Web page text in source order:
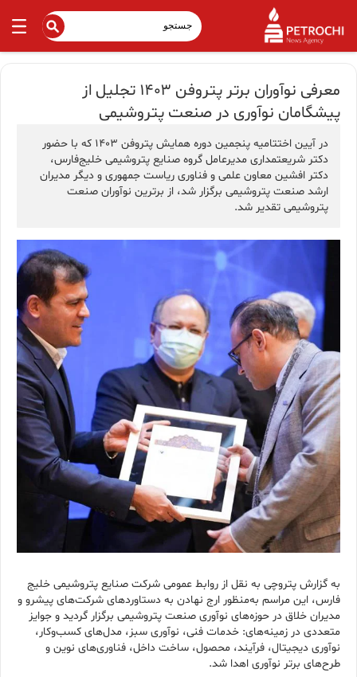
معرفی نوآوران برتر پتروفن ۱۴۰۳ تجلیل از
پیشگامان نوآوری در صنعت پتروشیمی
در آیین اختتامیه پنجمین دوره همایش پتروفن ۱۴۰۳ که با حضور
دکتر شریعتمداری مدیرعامل گروه صنایع پتروشیمی خلیج‌فارس،
دکتر افشین معاون علمی و فناوری ریاست جمهوری و دیگر مدیران
ارشد صنعت پتروشیمی برگزار شد، از برترین نوآوران صنعت
پتروشیمی تقدیر شد.
به گزارش پتروچی به نقل از روابط عمومی شرکت صنایع پتروشیمی خلیج
فارس، این مراسم به‌منظور ارج نهادن به دستاوردهای شرکت‌های پیشرو و
مدیران خلاق در حوزه‌های نوآوری صنعت پتروشیمی برگزار گردید و جوایز
متعددی در زمینه‌های: خدمات فنی، نوآوری سبز، مدل‌های کسب‌وکار،
نوآوری دیجیتال، فرآیند، محصول، ساخت داخل، فناوری‌های نوین و
طرح‌های برتر نوآوری اهدا شد.